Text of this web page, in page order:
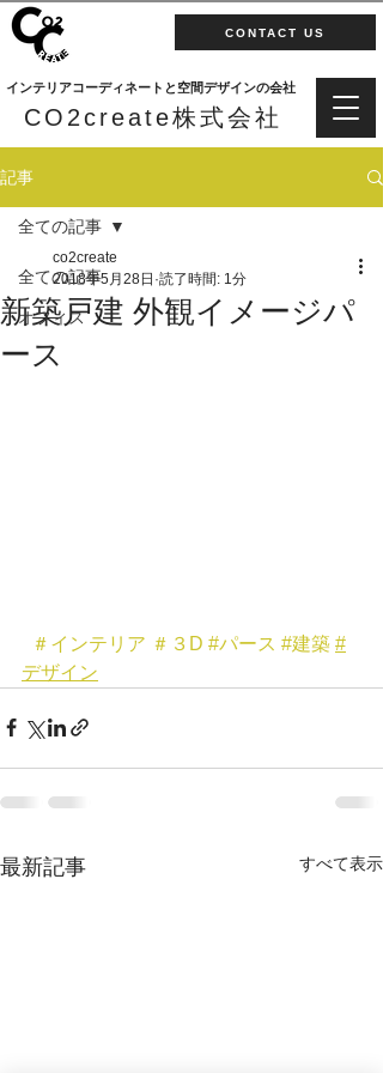
インテリアコーディネートと空間デザインの会社
CO2create株式会社
CONTACT US
記事
全ての記事
オフィス
全ての記事
新築戸建 外観イメージパ
ース
co2create
2018年5月28日 読了時間: 1分
＃インテリア ＃３D #パース #建築 #
デザイン
最新記事 すべて表示